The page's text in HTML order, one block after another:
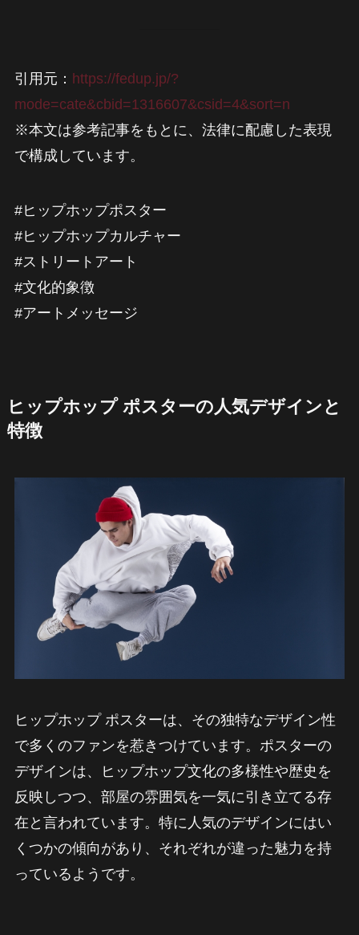
引用元： https://fedup.jp/?
mode=cate&cbid=1316607&csid=4&sort=n
※本文は参考記事をもとに、法律に配慮した表現
で構成しています。
#ヒップホップポスター
#ヒップホップカルチャー
#ストリートアート
#文化的象徴
#アートメッセージ
ヒップホップ ポスターの人気デザインと
特徴
ヒップホップ ポスターは、その独特なデザイン性
で多くのファンを惹きつけています。ポスターの
デザインは、ヒップホップ文化の多様性や歴史を
反映しつつ、部屋の雰囲気を一気に引き立てる存
在と言われています。特に人気のデザインにはい
くつかの傾向があり、それぞれが違った魅力を持
っているようです。